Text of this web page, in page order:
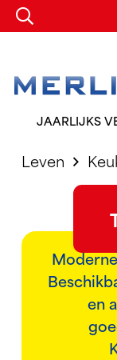
JAARLIJKS
Leven
en